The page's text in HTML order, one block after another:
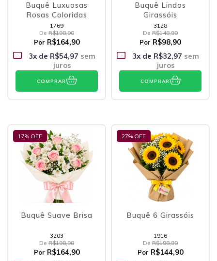
Buquê Luxuosas
Rosas Coloridas
1769
De R$198,90
Por R$164,90
3x de R$54,97 sem
juros
COMPRAR
Buquê Lindos
Girassóis
3128
De R$148,90
Por R$98,90
3x de R$32,97 sem
juros
COMPRAR
17% OFF
Buquê Suave Brisa
3203
De R$198,90
Por R$164,90
27% OFF
Buquê 6 Girassóis
1916
De R$198,90
Por R$144,90